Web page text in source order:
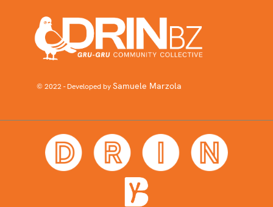
© 2022 - Developed bySamuele Marzola